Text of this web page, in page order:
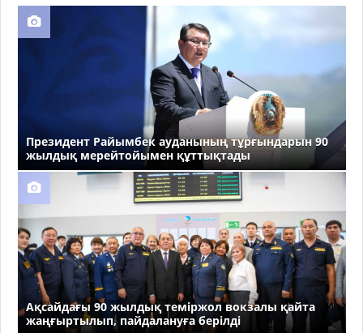
Президент Райымбек ауданының тұрғындарын 90
жылдық мерейтойымен құттықтады
Ақсайдағы 90 жылдық теміржол вокзалы қайта
жаңғыртылып, пайдалануға берілді